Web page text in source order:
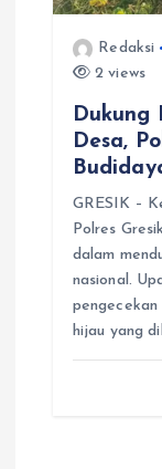
Redaksi
2 views
Dukung
Desa,
GRESIK –
Polres
dalam
nasional.
hijau yang